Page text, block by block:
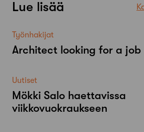
Lue lisää
Työnhakijat
Architect looking for a job
Uutiset
Mökki Salo haettavissa
viikkovuokraukseen